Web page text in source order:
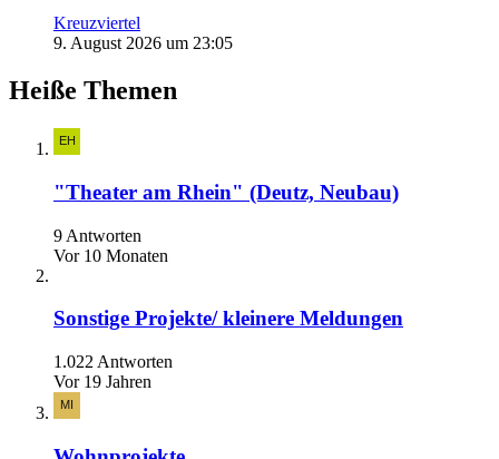
Kreuzviertel
9. August 2026 um 23:05
Heiße Themen
"Theater am Rhein" (Deutz, Neubau)
9 Antworten
Vor 10 Monaten
Sonstige Projekte/ kleinere Meldungen
1.022 Antworten
Vor 19 Jahren